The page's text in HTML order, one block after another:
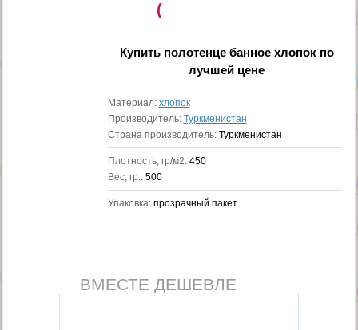
(
Купить полотенце банное хлопокпо
лучшей цене
Материал: хлопок
Производитель: Туркменистан
Страна производитель: Туркменистан
Плотность, гр/м2: 450
Вес, гр.: 500
Упаковка: прозрачный пакет
ВМЕСТЕ ДЕШЕВЛЕ